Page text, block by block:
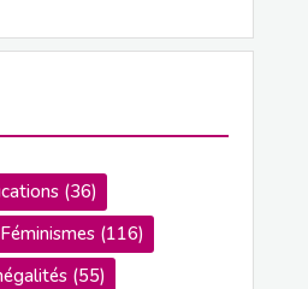
(36)
Féminismes(116)
(55)